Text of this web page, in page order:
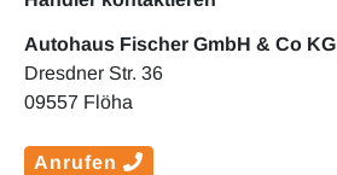
Autohaus Fischer GmbH & Co KG
Dresdner Str. 36
09557 Flöha
Anrufen